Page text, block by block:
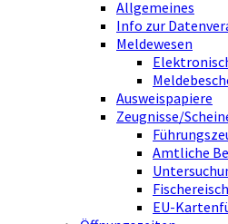
Allgemeines
Info zur
Meldewesen
Ausweispapiere
Zeugnisse/
Amtliche
EU-